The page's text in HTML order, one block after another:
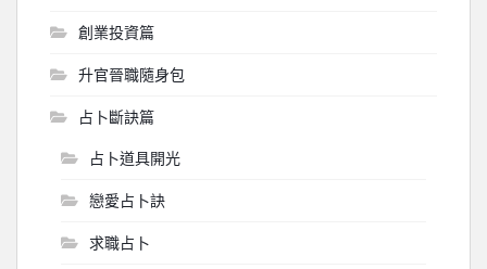
創業投資篇
升官晉職隨身包
占卜斷訣篇
占卜道具開光
戀愛占卜訣
求職占卜